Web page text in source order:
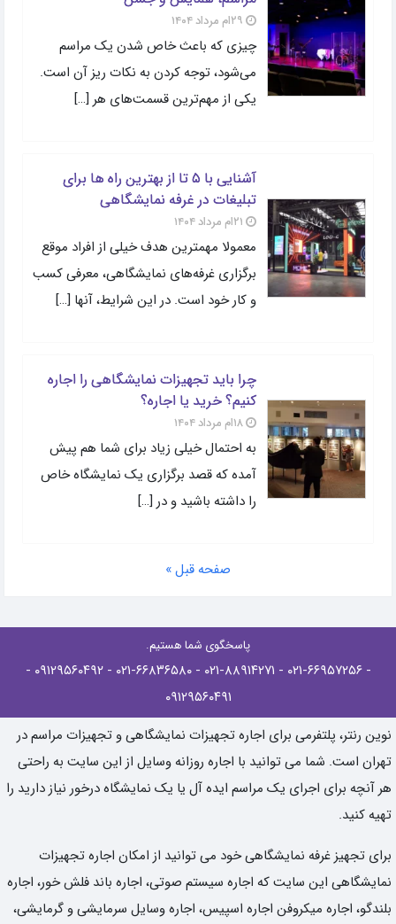
چیزی که باعث خاص شدن یک مراسم
می‌شود، توجه کردن به نکات ریز آن است.
یکی از مهم‌ترین قسمت‌های هر […]
آشنایی با ۵ تا از بهترین راه ها برای
تبلیغات در غرفه نمایشگاهی
معمولا مهمترین هدف خیلی از افراد موقع
برگزاری غرفه‌های نمایشگاهی، معرفی کسب
و کار خود است. در این شرایط، آنها […]
چرا باید تجهیزات نمایشگاهی را اجاره
کنیم؟ خرید یا اجاره؟
به احتمال خیلی زیاد برای شما هم پیش
آمده که قصد برگزاری یک نمایشگاه خاص
را داشته باشید و در […]
صفحه قبل »
پاسخگوی شما هستیم.
- ۰۲۱-۶۶۹۵۷۲۵۶ - ۰۲۱-۸۸۹۱۴۲۷۱ - ۰۲۱-۶۶۸۳۶۵۸۰ - ۰۹۱۲۹۵۶۰۴۹۲
-
۰۹۱۲۹۵۶۰۴۹۱
نوین رنتر، پلتفرمی برای اجاره تجهیزات نمایشگاهی و تجهیزات مراسم در
تهران است. شما می توانید با اجاره روزانه وسایل از این سایت به راحتی
هر آنچه برای اجرای یک مراسم ایده آل یا یک نمایشگاه درخور نیاز دارید را
تهیه کنید.
برای تجهیز غرفه نمایشگاهی خود می توانید از امکان اجاره تجهیزات
نمایشگاهی این سایت که اجاره سیستم صوتی، اجاره باند فلش خور، اجاره
بلندگو، اجاره میکروفن اجاره اسپیس، اجاره وسایل سرمایشی و گرمایشی،